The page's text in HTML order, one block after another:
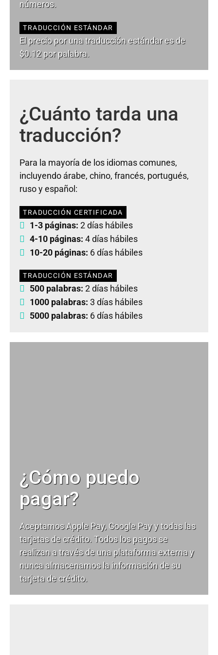
números.
TRADUCCIÓN ESTÁNDAR
El precio por una traducción estándar es de
$0.12 por palabra.
¿Cuánto tarda una
traducción?
Para la mayoría de los idiomas comunes,
incluyendo árabe, chino, francés, portugués,
ruso y español:
TRADUCCIÓN CERTIFICADA
1-3 páginas: 2 días hábiles
4-10 páginas: 4 días hábiles
10-20 páginas: 6 días hábiles
TRADUCCIÓN ESTÁNDAR
500 palabras: 2 días hábiles
1000 palabras: 3 días hábiles
5000 palabras: 6 días hábiles
¿Cómo puedo
pagar?
Aceptamos Apple Pay, Google Pay y todas las
tarjetas de crédito. Todos los pagos se
realizan a través de una plataforma externa y
nunca almacenamos la información de su
tarjeta de crédito.